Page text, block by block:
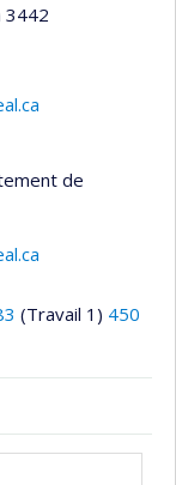
3442
de
(Travail 1) 450